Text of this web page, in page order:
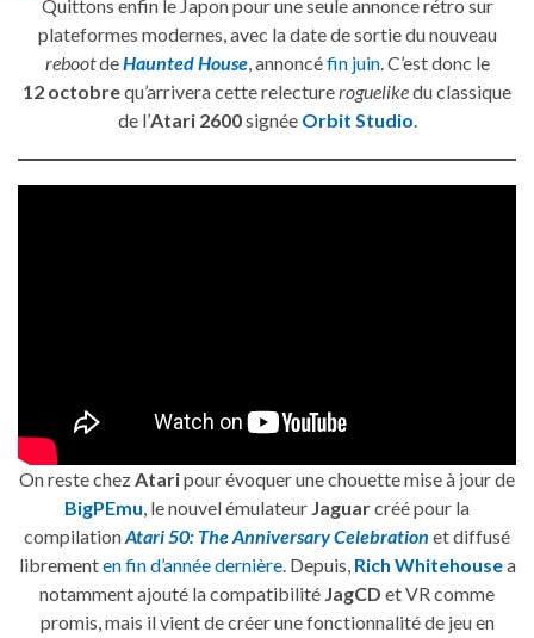
Quittons enfin le Japon pour une seule annonce rétro sur
plateformes modernes, avec la date de sortie du nouveau
rebootdeHaunted House, annoncéfin juin. C’est donc le
12 octobrequ’arrivera cette relectureroguelikedu classique
de l’Atari 2600signée Orbit Studio.
On reste chezAtaripour évoquer une chouette mise à jour de
BigPEmu, le nouvel émulateur Jaguarcréé pour la
compilationAtari 50: The Anniversary Celebration et diffusé
librementen fin d’année dernière. Depuis, Rich Whitehousea
notamment ajouté la compatibilité JagCD et VR comme
promis, mais il vient de créer une fonctionnalité de jeu en